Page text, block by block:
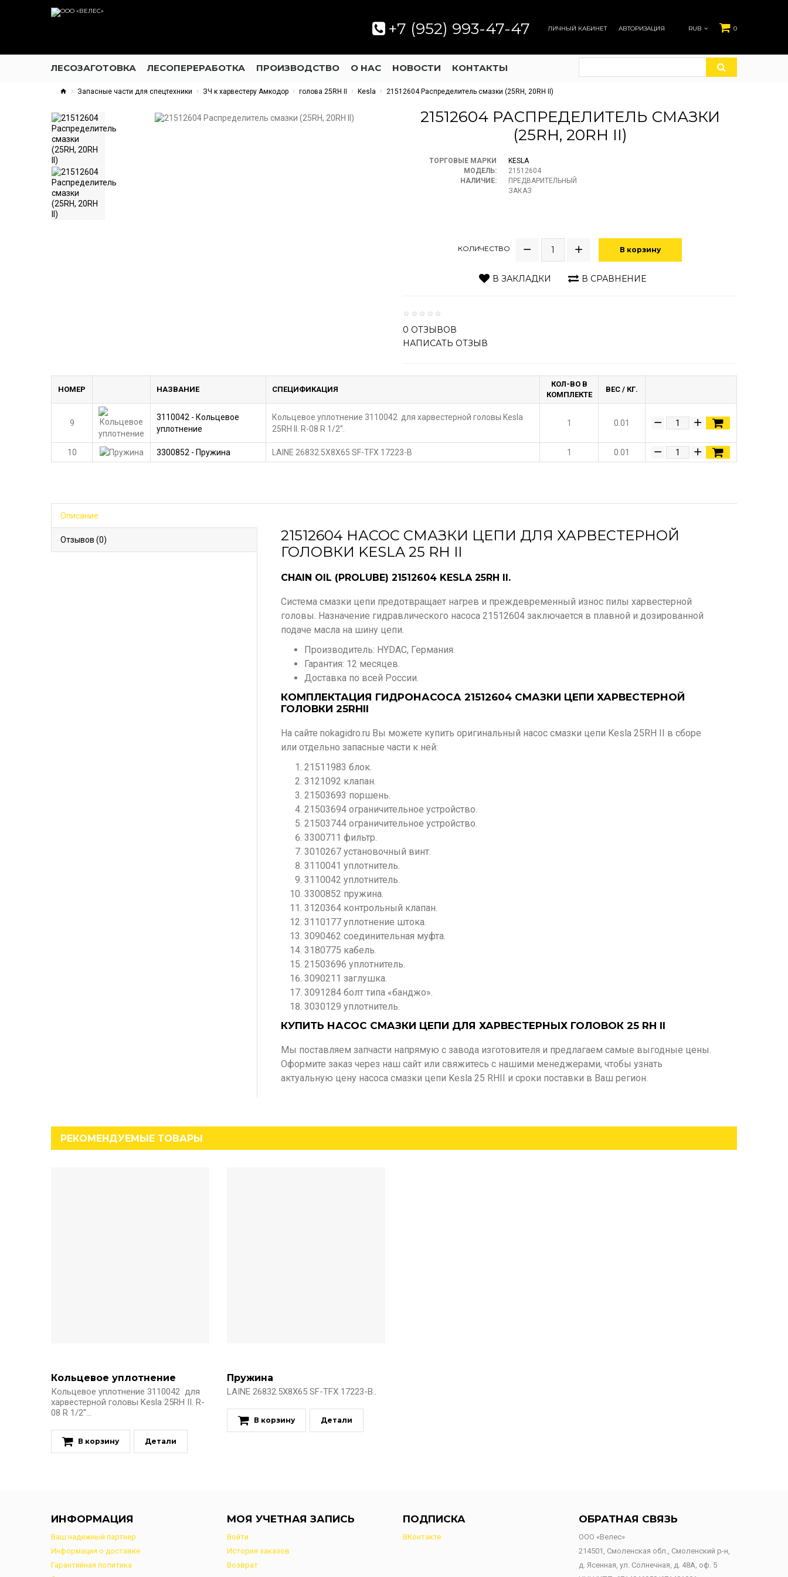
0
ЛИЧНЫЙ КАБИНЕТ АВТОРИЗАЦИЯ RUB
+7 (952) 993-47-47
ЛЕСОЗАГОТОВКА ЛЕСОПЕРЕРАБОТКА ПРОИЗВОДСТВО О НАС НОВОСТИ КОНТАКТЫ
Запасные части для спецтехники ЗЧ к харвестеру Амкодор голова 25RH II Kesla 21512604 Распределитель смазки (25RH, 20RH II)
21512604 РАСПРЕДЕЛИТЕЛЬ СМАЗКИ
(25RH, 20RH II)
ТОРГОВЫЕ МАРКИ
KESLA
МОДЕЛЬ:
21512604
НАЛИЧИЕ:
ПРЕДВАРИТЕЛЬНЫЙ
ЗАКАЗ
КОЛИЧЕСТВО В корзину
В ЗАКЛАДКИ В СРАВНЕНИЕ
0 ОТЗЫВОВ
НАПИСАТЬ ОТЗЫВ
НОМЕР НАЗВАНИЕ СПЕЦИФИКАЦИЯ
КОЛ-ВО В
КОМПЛЕКТЕ
ВЕС / КГ.
9
3110042 - Кольцевое
уплотнение
Кольцевое уплотнение 3110042 для харвестерной головы Kesla
25RH II. R-08 R 1/2''.
1 0.01
10 3300852 - Пружина LAINE 26832.5X8X65 SF-TFX 17223-B 1 0.01
Описание
Отзывов (0)
21512604 НАСОС СМАЗКИ ЦЕПИ ДЛЯ ХАРВЕСТЕРНОЙ
ГОЛОВКИ KESLA 25 RH II
CHAIN OIL (PROLUBE) 21512604 KESLA 25RH II.
Система смазки цепи предотвращает нагрев и преждевременный износ пилы харвестерной
головы. Назначение гидравлического насоса 21512604 заключается в плавной и дозированной
подаче масла на шину цепи.
Производитель: HYDAC, Германия.
Гарантия: 12 месяцев.
Доставка по всей России.
КОМПЛЕКТАЦИЯ ГИДРОНАСОСА 21512604 СМАЗКИ ЦЕПИ ХАРВЕСТЕРНОЙ
ГОЛОВКИ 25RHII
На сайте nokagidro.ru Вы можете купить оригинальный насос смазки цепи Kesla 25RH II в сборе
или отдельно запасные части к ней:
21511983 блок.
3121092 клапан.
21503693 поршень.
21503694 ограничительное устройство.
21503744 ограничительное устройство.
3300711 фильтр.
3010267 установочный винт.
3110041 уплотнитель.
3110042 уплотнитель.
3300852 пружина.
3120364 контрольный клапан.
3110177 уплотнение штока.
3090462 соединительная муфта.
3180775 кабель.
21503696 уплотнитель.
3090211 заглушка.
3091284 болт типа «банджо».
3030129 уплотнитель.
КУПИТЬ НАСОС СМАЗКИ ЦЕПИ ДЛЯ ХАРВЕСТЕРНЫХ ГОЛОВОК 25 RH II
Мы поставляем запчасти напрямую с завода изготовителя и предлагаем самые выгодные цены.
Оформите заказ через наш сайт или свяжитесь с нашими менеджерами, чтобы узнать
актуальную цену насоса смазки цепи Kesla 25 RHII и сроки поставки в Ваш регион.
РЕКОМЕНДУЕМЫЕ ТОВАРЫ
Кольцевое уплотнение
Кольцевое уплотнение 3110042 для
харвестерной головы Kesla 25RH II. R-
08 R 1/2''...
В корзину Детали
Пружина
LAINE 26832.5X8X65 SF-TFX 17223-B..
В корзину Детали
ИНФОРМАЦИЯ
Ваш надежный партнер
Информация о доставке
Гарантийная политика
МОЯ УЧЕТНАЯ ЗАПИСЬ
Войти
История заказов
Возврат
ПОДПИСКА
ВКонтакте
ОБРАТНАЯ СВЯЗЬ
ООО «Велес»
214501, Смоленская обл., Смоленский р-н,
д. Ясенная, ул. Солнечная, д. 48А, оф. 5